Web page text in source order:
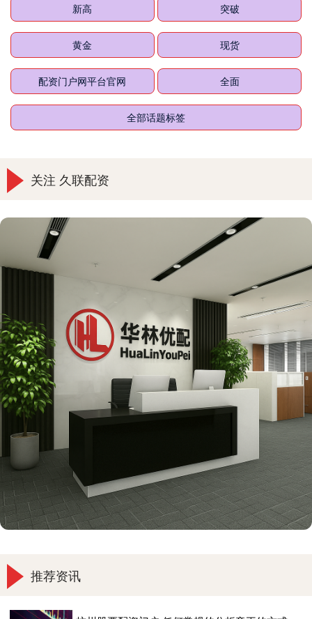
新高 突破
黄金 现货
配资门户网平台官网 全面
全部话题标签
关注 久联配资
推荐资讯